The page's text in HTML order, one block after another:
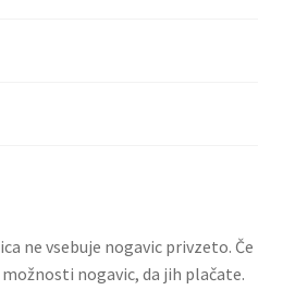
ne vsebuje nogavic privzeto. Če
nogavic, da jih plačate.